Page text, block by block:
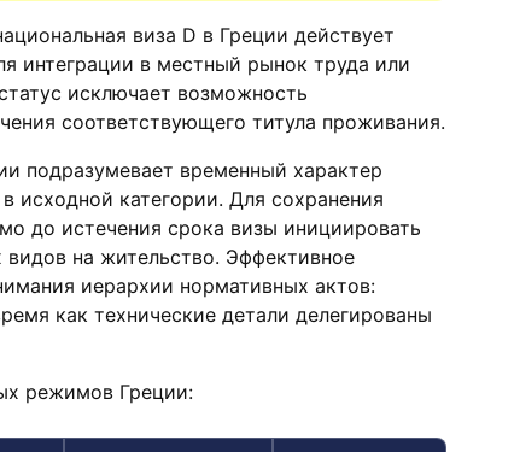
виза D в Греции действует
интеграции в местный рынок труда или
исключает возможность
соответствующего титула проживания.
подразумевает временный характер
исходной категории. Для сохранения
до истечения срока визы инициировать
на жительство. Эффективное
иерархии нормативных актов:
как технические детали делегированы
режимов Греции: